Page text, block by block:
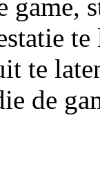
game,
te
te
de